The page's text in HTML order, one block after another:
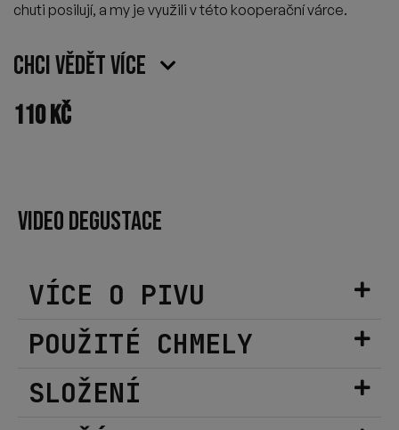
chuti posilují, a my je využili v této kooperační várce.
Chci vědět více
110Kč
VÍCE O PIVU
POUŽITÉ CHMELY
SLOŽENÍ
VIDEO DEGUSTACE